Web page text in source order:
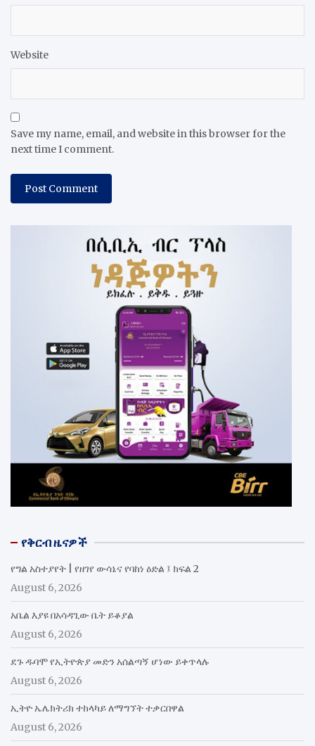
Website
Save my name, email, and website in this browser for the
next time I comment.
የቅርብ ዜናዎች
የግል አስተያየት | የዘገየ ውሳኔና የባከነ ዕድል ፤ ክፍል 2
August 6, 2026
አቤል እያዩ በአሳዳጊው ቤት ይቆያል
August 6, 2026
ደጉ ዱባሞ የኢትዮጵያ መድን አሰልጣኝ ሆነው ይቀጥላሉ
August 6, 2026
ኢትዮ ኤሌክትሪክ ተከላካይ ለማግኘት ተቃርበዋል
August 6, 2026